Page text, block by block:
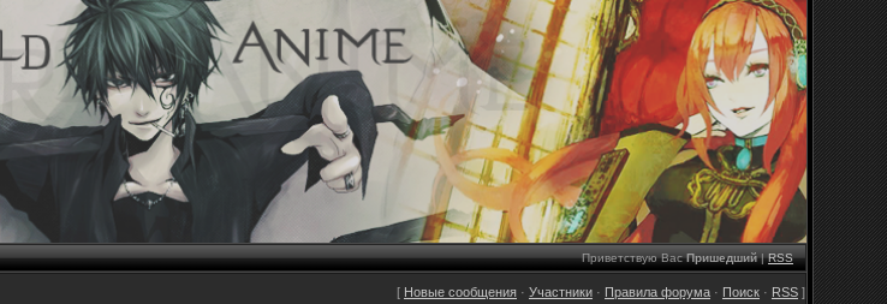
Приветствую Вас Пришедший|RSS
[ Новые сообщения · Участники · Правила форума · Поиск · RSS ]